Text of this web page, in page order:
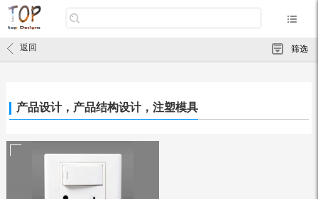
返回 筛选
产品设计，产品结构设计，注塑模具